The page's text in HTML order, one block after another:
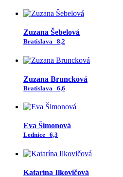
Zuzana Šebelová
Bratislava 8,2
Zuzana Bruncková
Bratislava 6,6
Eva Šimonová
Lednice 6,3
Katarína Ilkovičová